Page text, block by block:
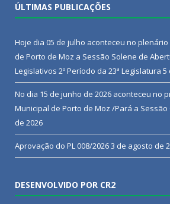
ÚLTIMAS PUBLICAÇÕES
Hoje dia 05 de julho aconteceu no
de Porto de Moz a Sessão Solene de
Legislativos 2º Período da 23ª Legislatura 5
No dia 15 de junho de 2026 aconteceu no
Municipal de Porto de Moz /Pará a
de 2026
Aprovação do PL 008/20263 de agosto de
DESENVOLVIDO POR CR2